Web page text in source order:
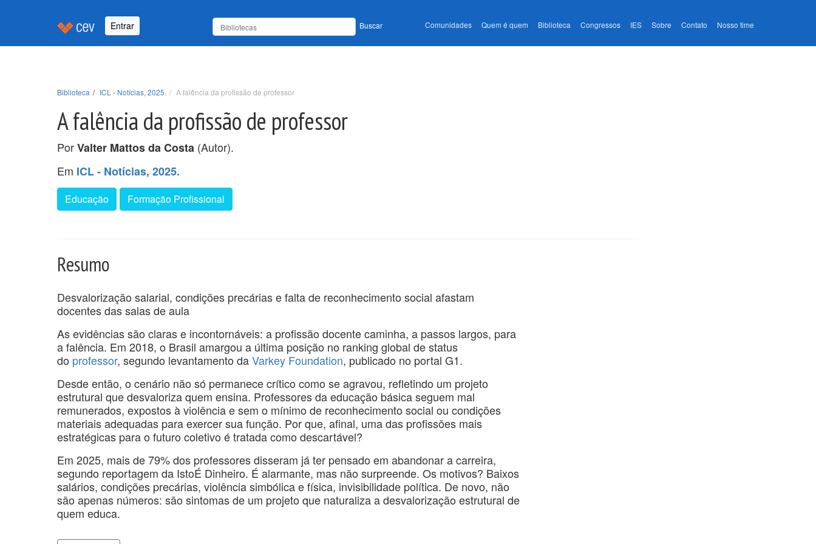
Entrar Buscar Comunidades Quem é quem Biblioteca Congressos IES Sobre Contato Nosso time
Biblioteca ICL - Notícias, 2025. A falência da profissão de professor
A falência da profissão de professor
PorValter Mattos da Costa (Autor).
Em ICL - Notícias, 2025.
Educação Formação Profissional
Resumo
Desvalorização salarial, condições precárias e falta de reconhecimento social afastam
docentes das salas de aula
As evidências são claras e incontornáveis: a profissão docente caminha, a passos largos, para
a falência. Em 2018, o Brasil amargou a última posição no ranking global de status
do professor, segundo levantamento daVarkey Foundation, publicado no portal G1.
Desde então, o cenário não só permanece crítico como se agravou, refletindo um projeto
estrutural que desvaloriza quem ensina. Professores da educação básica seguem mal
remunerados, expostos à violência e sem o mínimo de reconhecimento social ou condições
materiais adequadas para exercer sua função. Por que, afinal, uma das profissões mais
estratégicas para o futuro coletivo é tratada como descartável?
Em 2025, mais de 79% dos professores disseram já ter pensado em abandonar a carreira,
segundo reportagem da IstoÉ Dinheiro. É alarmante, mas não surpreende. Os motivos? Baixos
salários, condições precárias, violência simbólica e física, invisibilidade política. De novo, não
são apenas números: são sintomas de um projeto que naturaliza a desvalorização estrutural de
quem educa.